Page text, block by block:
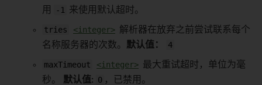
用
-1 来使用默认超时。
tries <integer> 解析器在放弃之前尝试联系每个
名称服务器的次数。 默认值： 4
maxTimeout <integer> 最大重试超时，单位为毫
秒。 默认值: 0 ，已禁用。